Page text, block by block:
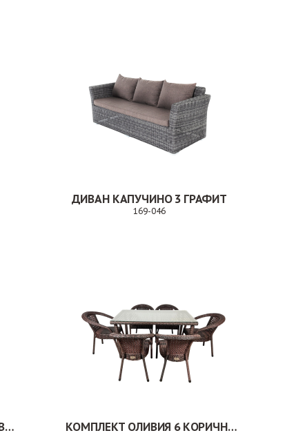
ДИВАН КАПУЧИНО 3 ГРАФИТ
169-046
КОМПЛЕКТ ДЕКО 8 КОРИЧНЕВЫЙ КОМПЛЕКТ ОЛИВИЯ 6 КОРИЧНЕВЫЙ